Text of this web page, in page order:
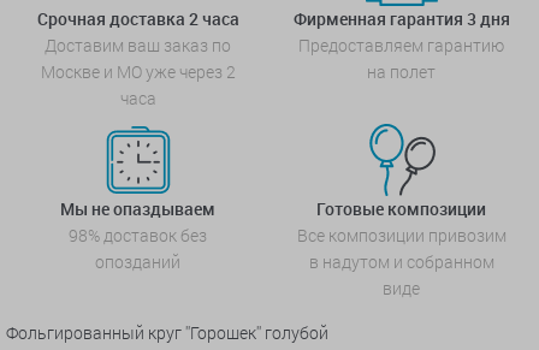
Срочная доставка 2 часа
Доставим ваш заказ по
Москве и МО уже через 2
часа
Фирменная гарантия 3 дня
Предоставляем гарантию
на полет
Мы не опаздываем
98% доставок без
опозданий
Готовые композиции
Все композиции привозим
в надутом и собранном
виде
Фольгированный круг ''Горошек'' голубой